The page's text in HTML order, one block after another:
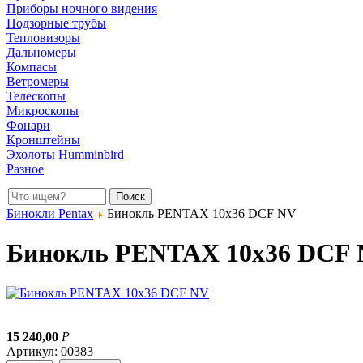
Приборы ночного видения
Подзорные трубы
Тепловизоры
Дальномеры
Компасы
Ветромеры
Телескопы
Микроскопы
Фонари
Кронштейны
Эхолоты Humminbird
Разное
Бинокли Pentax Бинокль PENTAX 10x36 DCF NV
Бинокль PENTAX 10x36 DCF
15 240,00 Р
Артикул: 00383